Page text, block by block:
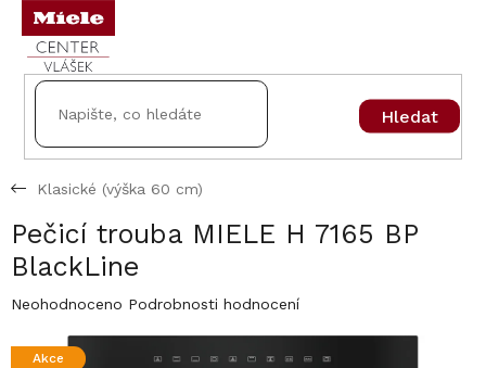
Přejít
obsah
Hledat
Klasické (výška 60 cm)
Pečicí trouba MIELE H 7165 BP
BlackLine
Průměrné
produktu
Neohodnoceno Podrobnosti hodnocení
Akce